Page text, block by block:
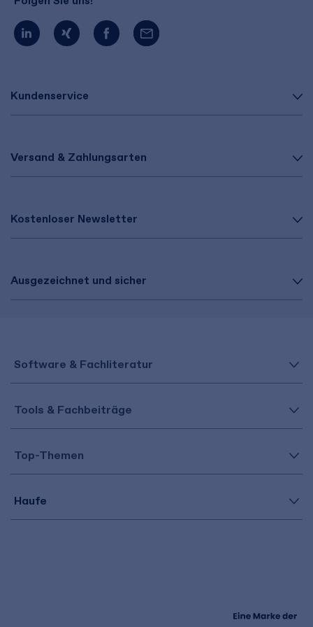
Kundenservice
Versand & Zahlungsarten
Kostenloser Newsletter
Ausgezeichnet und sicher
Software & Fachliteratur
Tools & Fachbeiträge
Top-Themen
Haufe